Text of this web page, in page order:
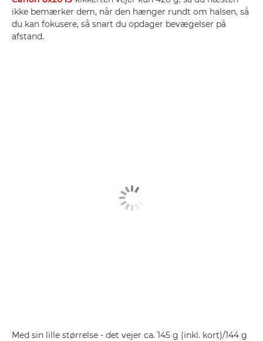
ikke bemærker dem, når den hænger rundt om halsen, så
du kan fokusere, så snart du opdager bevægelser på
afstand.
Med sin lille størrelse - det vejer ca. 145 g (inkl. kort)/144 g